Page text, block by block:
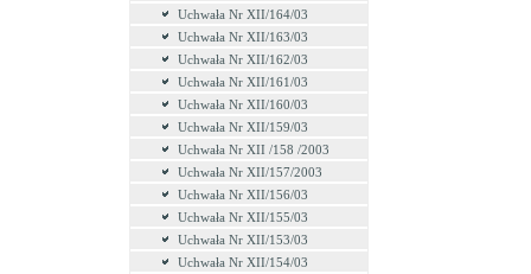
Uchwała Nr XII/164/03
Uchwała Nr XII/163/03
Uchwała Nr XII/162/03
Uchwała Nr XII/161/03
Uchwała Nr XII/160/03
Uchwała Nr XII/159/03
Uchwała Nr XII /158 /2003
Uchwała Nr XII/157/2003
Uchwała Nr XII/156/03
Uchwała Nr XII/155/03
Uchwała Nr XII/153/03
Uchwała Nr XII/154/03